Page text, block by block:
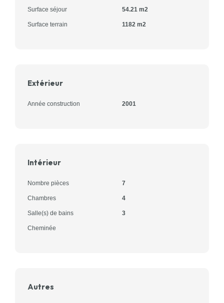
Surface séjour 54.21 m2
Surface terrain 1182 m2
Extérieur
Année construction 2001
Intérieur
Nombre pièces 7
Chambres 4
Salle(s) de bains 3
Cheminée
Autres